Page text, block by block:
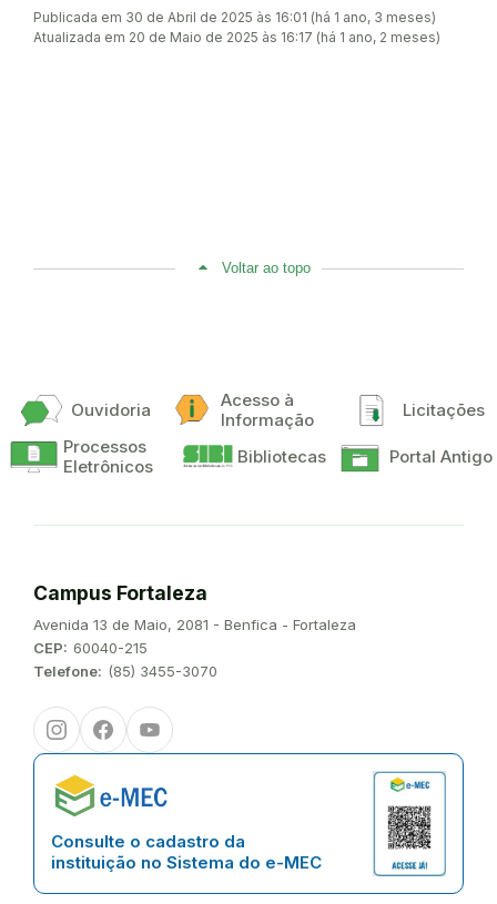
Publicada em 30 de Abril de 2025 às 16:01 (há 1 ano, 3 meses)
Atualizada em 20 de Maio de 2025 às 16:17 (há 1 ano, 2 meses)
Voltar ao topo
Ouvidoria
Acesso à
Informação
Licitações
Processos
Eletrônicos
Bibliotecas Portal Antigo
Campus Fortaleza
Endereço:
Avenida 13 de Maio, 2081 - Benfica - Fortaleza
CEP: 60040-215
Telefone: (85) 3455-3070
InstagramFacebookYoutube
Consulte o cadastro da
instituição no Sistema do e-MEC